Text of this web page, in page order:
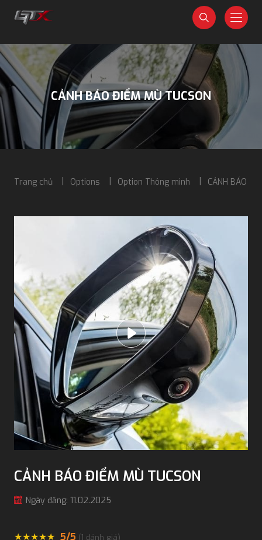
CẢNH BÁO ĐIỂM MÙ TUCSON
Trang chủ Options Option Thông minh CẢNH BÁO
CẢNH BÁO ĐIỂM MÙ TUCSON
Ngày đăng: 11.02.2025
★★★★★ 5/5 (1 đánh giá)